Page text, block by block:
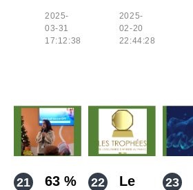
2025-
03-31
17:12:38
2025-
02-20
22:44:28
63 %
Le